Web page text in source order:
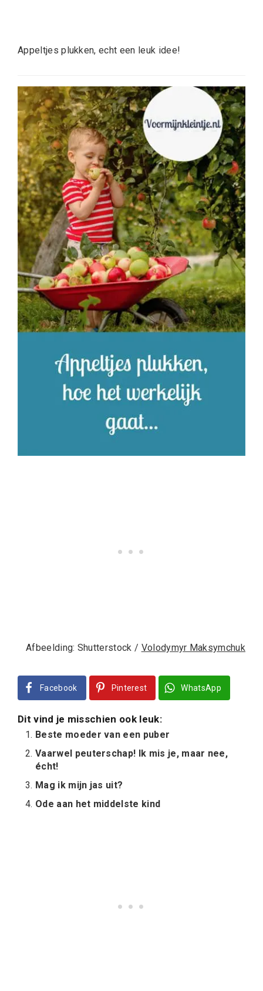
Appeltjes plukken, echt een leuk idee!
Afbeelding: Shutterstock / Volodymyr Maksymchuk
Facebook Pinterest WhatsApp
Dit vind je misschien ook leuk:
Beste moeder van een puber
Vaarwel peuterschap! Ik mis je, maar nee,
écht!
Mag ik mijn jas uit?
Ode aan het middelste kind